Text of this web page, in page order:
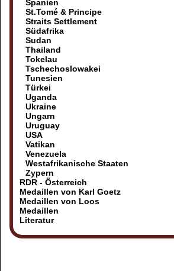
Spanien
St.Tomé & Principe
Straits Settlement
Südafrika
Sudan
Thailand
Tokelau
Tschechoslowakei
Tunesien
Türkei
Uganda
Ukraine
Ungarn
Uruguay
USA
Vatikan
Venezuela
Westafrikanische Staaten
Zypern
RDR - Österreich
Medaillen von Karl Goetz
Medaillen von Loos
Medaillen
Literatur